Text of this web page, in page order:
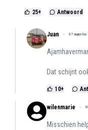
25+ Antwoord
Juan 07
Dat schijnt
10+
wilenmarie
Misschien